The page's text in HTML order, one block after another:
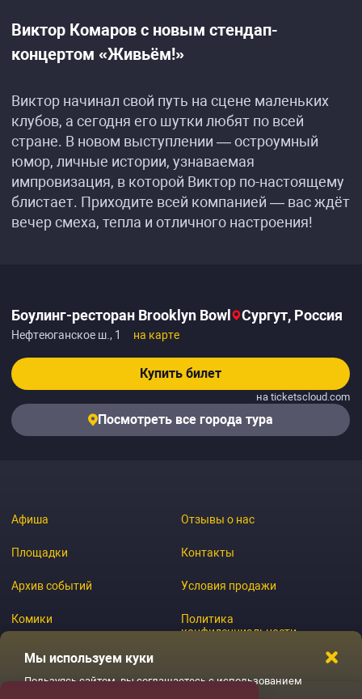
Виктор Комаров с новым стендап-
концертом «Живьём!»
Виктор начинал свой путь на сцене маленьких
клубов, а сегодня его шутки любят по всей
стране. В новом выступлении — остроумный
юмор, личные истории, узнаваемая
импровизация, в которой Виктор по-настоящему
блистает. Приходите всей компанией — вас ждёт
вечер смеха, тепла и отличного настроения!
Боулинг-ресторан Brooklyn Bowl Сургут, Россия
Нефтеюганское ш., 1 на карте
Купить билет
на ticketscloud.com
Посмотреть все города тура
Афиша
Площадки
Архив событий
Комики
Журнал
Отзывы о нас
Контакты
Условия продажи
Политика
конфиденциальности
Мы используем куки
Пользуясь сайтом, вы соглашаетесь с использованием